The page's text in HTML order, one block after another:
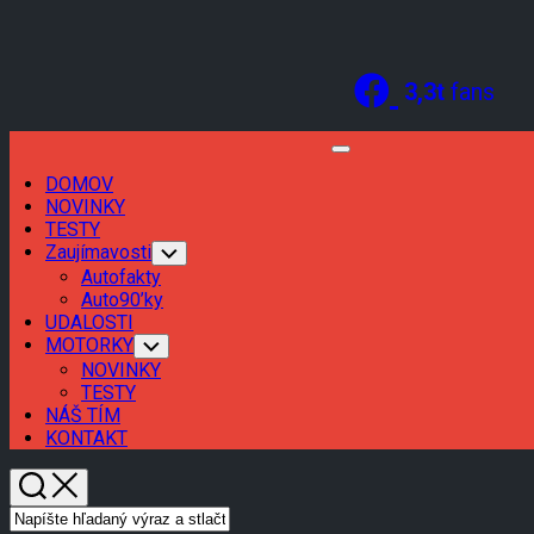
3,3t fans
Expand
DOMOV
Current
Page
Parent
NOVINKY
TESTY
Zaujímavosti Toggle
Child
Menu
Autofakty
Auto90’ky
UDALOSTI
MOTORKY Toggle
Child
Menu
NOVINKY
TESTY
NÁŠ TÍM
KONTAKT